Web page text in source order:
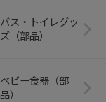
バス・トイレグッ
ズ（部品）
ベビー食器（部
品）